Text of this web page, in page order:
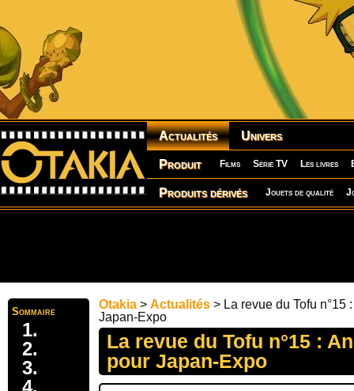
Actualités Univers
Produit Films Série TV Les livres
Produits dérivés Jouets de qualité
Sommaire
Otakia > Actualités > La revue du Tofu n°15
Japan-Expo
La revue du Tofu n°15 :
pour Japan-Expo